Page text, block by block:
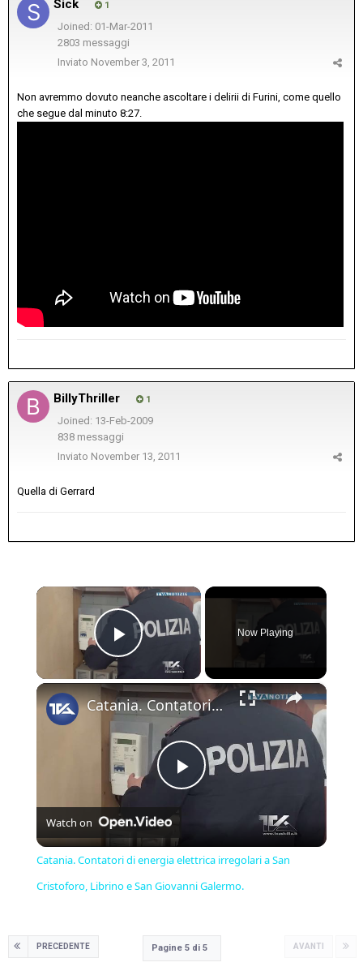
Sick 1
Joined: 01-Mar-2011
2803 messaggi
Inviato November 3, 2011
Non avremmo dovuto neanche ascoltare i delirii di Furini, come quello
che segue dal minuto 8:27.
BillyThriller 1
Joined: 13-Feb-2009
838 messaggi
Inviato November 13, 2011
Quella di Gerrard
×
Play Video
Now Playing
×
Play
Video
Catania. Contatori di energia elettrica irregolari a San Cristoforo, Librino e San Giovanni Galermo.
Watch on
Catania. Contatori di energia elettrica irregolari a San
Cristoforo, Librino e San Giovanni Galermo.
PRECEDENTE AVANTI
Pagine 5 di 5